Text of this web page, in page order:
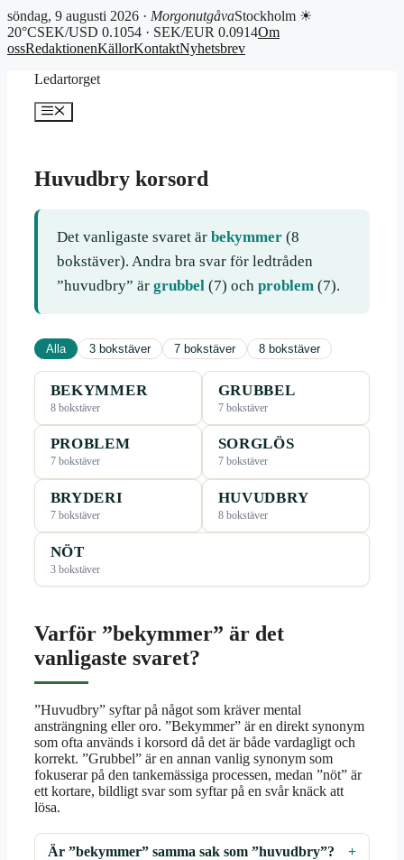
söndag, 9 augusti 2026 · MorgonutgåvaStockholm ☀
20°CSEK/USD 0.1054 · SEK/EUR 0.0914Om
ossRedaktionenKällorKontaktNyhetsbrev
Ledartorget
Meny
Huvudbry korsord
Det vanligaste svaret är bekymmer(8
bokstäver). Andra bra svar för ledtråden
”huvudbry” är grubbel(7) och problem(7).
Alla 3 bokstäver 7 bokstäver 8 bokstäver
BEKYMMER
8 bokstäver
GRUBBEL
7 bokstäver
PROBLEM
7 bokstäver
SORGLÖS
7 bokstäver
BRYDERI
7 bokstäver
HUVUDBRY
8 bokstäver
NÖT
3 bokstäver
Varför ”bekymmer” är det
vanligaste svaret?
”Huvudbry” syftar på något som kräver mental
ansträngning eller oro. ”Bekymmer” är en direkt synonym
som ofta används i korsord då det är både vardagligt och
korrekt. ”Grubbel” är en annan vanlig synonym som
fokuserar på den tankemässiga processen, medan ”nöt” är
ett kortare, bildligt svar som syftar på en svår knäck att
lösa.
Är ”bekymmer” samma sak som ”huvudbry”?